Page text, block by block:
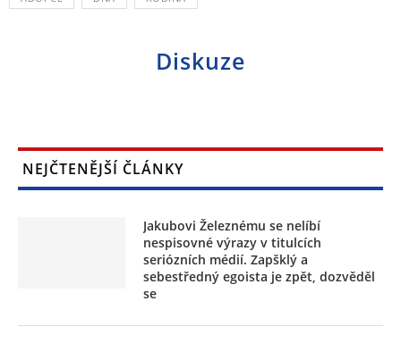
Diskuze
NEJČTENĚJŠÍ ČLÁNKY
Jakubovi Železnému se nelíbí
nespisovné výrazy v titulcích
seriózních médií. Zapšklý a
sebestředný egoista je zpět, dozvěděl
se